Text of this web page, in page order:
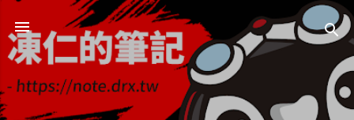
跳到主要內容
凍仁的筆記
- https://note.drx.tw